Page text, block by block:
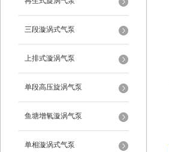
三段漩涡式气泵
上排式漩涡气泵
单段高压旋涡气泵
鱼塘增氧漩涡气泵
单相漩涡式气泵